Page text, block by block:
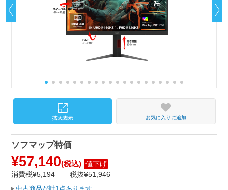
お気に入りに追加
ソフマップ特価
¥57,140(税込) 値下げ
消費税¥5,194
税抜¥51,946